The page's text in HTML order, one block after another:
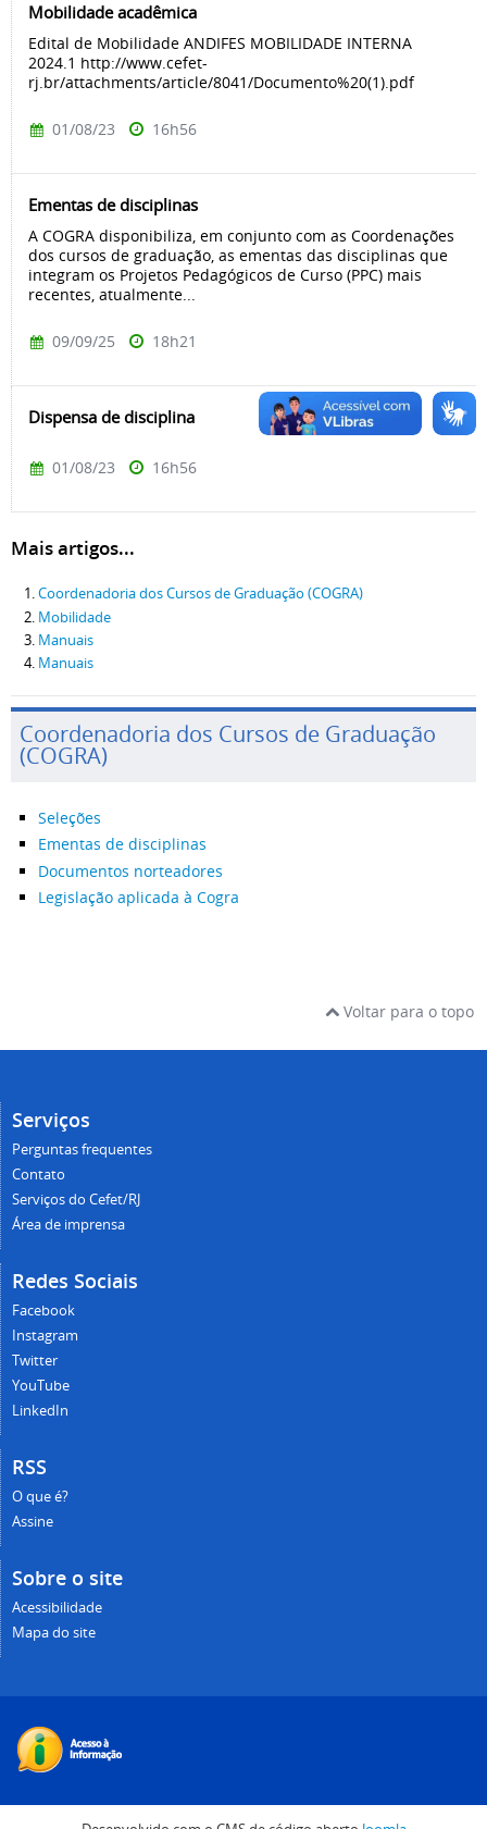
Mobilidade acadêmica
Edital de Mobilidade ANDIFES MOBILIDADE INTERNA
2024.1 http://www.cefet-
rj.br/attachments/article/8041/Documento%20(1).pdf
01/08/23 16h56
Ementas de disciplinas
A COGRA disponibiliza, em conjunto com as Coordenações
dos cursos de graduação, as ementas das disciplinas que
integram os Projetos Pedagógicos de Curso (PPC) mais
recentes, atualmente...
09/09/25 18h21
Dispensa de disciplina
01/08/23 16h56
Mais artigos...
Coordenadoria dos Cursos de Graduação (COGRA)
Mobilidade
Manuais
Manuais
Coordenadoria dos Cursos de Graduação
(COGRA)
Seleções
Ementas de disciplinas
Documentos norteadores
Legislação aplicada à Cogra
Voltar para o topo
Serviços
Perguntas frequentes
Contato
Serviços do Cefet/RJ
Área de imprensa
Redes Sociais
Facebook
Instagram
Twitter
YouTube
LinkedIn
RSS
O que é?
Assine
Sobre o site
Acessibilidade
Mapa do site